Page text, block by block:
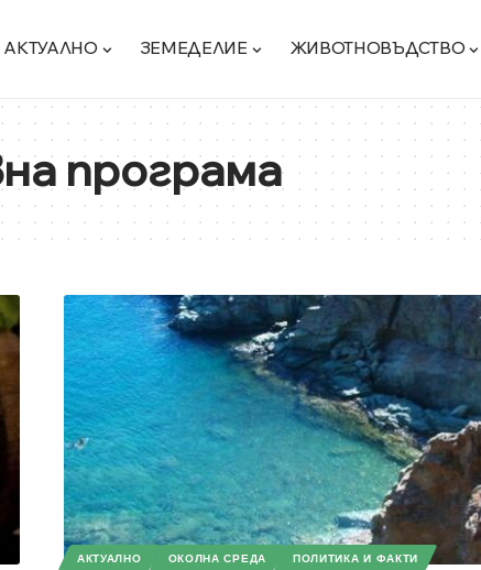
АКТУАЛНО ЗЕМЕДЕЛИЕ ЖИВОТНОВЪДСТВО
програма
АКТУАЛНО ОКОЛНА СРЕДА ПОЛИТИКА И ФАКТИ